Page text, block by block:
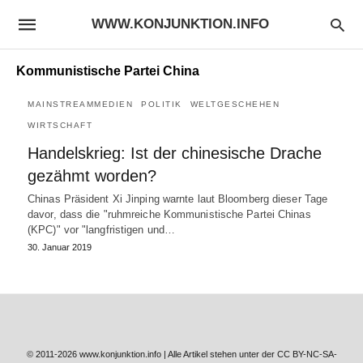
WWW.KONJUNKTION.INFO
Kommunistische Partei China
MAINSTREAMMEDIEN POLITIK WELTGESCHEHEN
WIRTSCHAFT
Handelskrieg: Ist der chinesische Drache
gezähmt worden?
Chinas Präsident Xi Jinping warnte laut Bloomberg dieser Tage
davor, dass die "ruhmreiche Kommunistische Partei Chinas
(KPC)" vor "langfristigen und…
30. Januar 2019
© 2011-2026 www.konjunktion.info | Alle Artikel stehen unter der CC BY-NC-SA-